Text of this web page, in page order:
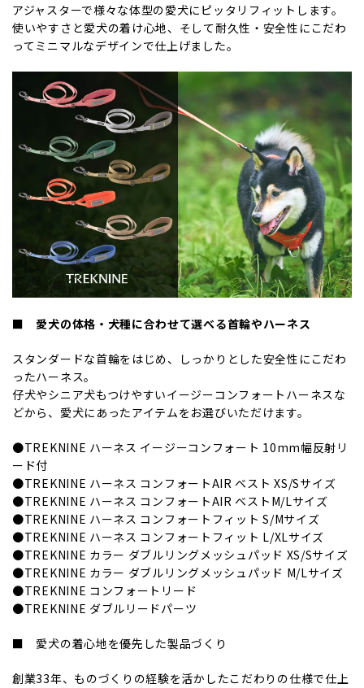
アジャスターで様々な体型の愛犬にピッタリフィットします。
使いやすさと愛犬の着け心地、そして耐久性・安全性にこだわ
ってミニマルなデザインで仕上げました。
■ 愛犬の体格・犬種に合わせて選べる首輪やハーネス
スタンダードな首輪をはじめ、しっかりとした安全性にこだわ
ったハーネス。
仔犬やシニア犬もつけやすいイージーコンフォートハーネスな
どから、愛犬にあったアイテムをお選びいただけます。
●TREKNINE ハーネス イージーコンフォート 10mm幅反射リ
ード付
●TREKNINE ハーネス コンフォートAIR ベスト XS/Sサイズ
●TREKNINE ハーネス コンフォートAIR ベストM/Lサイズ
●TREKNINE ハーネス コンフォートフィット S/Mサイズ
●TREKNINE ハーネス コンフォートフィット L/XLサイズ
●TREKNINE カラー ダブルリングメッシュパッド XS/Sサイズ
●TREKNINE カラー ダブルリングメッシュパッド M/Lサイズ
●TREKNINE コンフォートリード
●TREKNINE ダブルリードパーツ
■ 愛犬の着心地を優先した製品づくり
創業33年、ものづくりの経験を活かしたこだわりの仕様で仕上